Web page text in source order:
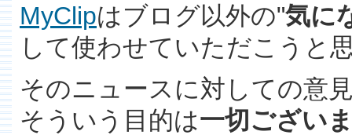
MyClipはブログ以外の"気に
して使わせていただこうと
そのニュースに対しての意
そういう目的は一切ござい